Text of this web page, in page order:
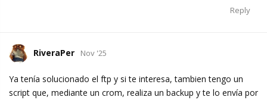
Reply
RiveraPer Nov '25
Ya tenía solucionado el ftp y si te interesa, tambien tengo un
script que, mediante un crom, realiza un backup y te lo envía por